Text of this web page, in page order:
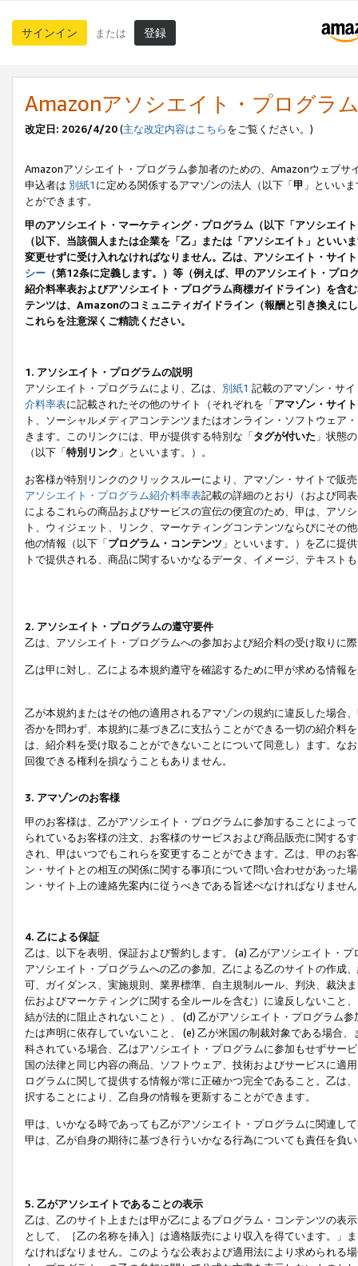
サインイン または 登録
Amazonアソシエイト・プログラ
改定日: 2026/4/20(主な改定内容はこちらをご覧ください。)
Amazonアソシエイト・プログラム参加者のための、Amazonウェブサ
申込者は 別紙1 に定める関係するアマゾンの法人（以下「甲 」といい
とができます。
甲のアソシエイト・マーケティング・プログラム（以下「アソシエイ
（以下、当該個人または企業を「乙」または「アソシエイト」とい
変更せずに受け入れなければなりません。乙は、アソシエイト・サイ
シー （第12条に定義します。）等（例えば、甲のアソシエイト・プ
紹介料率表およびアソシエイト・プログラム商標ガイドライン）を
テンツは、Amazonのコミュニティガイドライン（報酬と引き換えに
これらを注意深くご精読ください。
1. アソシエイト・プログラムの説明
アソシエイト・プログラムにより、乙は、 別紙1 記載のアマゾン・サ
介料率表に記載されたその他のサイト（それぞれを「アマゾン・サイト
ト、ソーシャルメディアコンテンツまたはオンライン・ソフトウェア
きます。このリンクには、甲が提供する特別な「タグが付いた 」状態
（以下「特別リンク 」といいます。）。
お客様が特別リンクのクリックスルーにより、アマゾン・サイトで販
アソシエイト・プログラム紹介料率表記載の詳細のとおり（および同
によるこれらの商品およびサービスの宣伝の便宜のため、甲は、アソ
ト、ウィジェット、リンク、マーケティングコンテンツならびにその
他の情報（以下「プログラム・コンテンツ 」といいます。）を乙に提
トで提供される、商品に関するいかなるデータ、イメージ、テキス
2. アソシエイト・プログラムの遵守要件
乙は、アソシエイト・プログラムへの参加および紹介料の受け取りに
乙は甲に対し、乙による本規約遵守を確認するために甲が求める情報
乙が本規約またはその他の適用されるアマゾンの規約に違反した場合
否かを問わず、本規約に基づき乙に支払うことができる一切の紹介料
は、紹介料を受け取ることができないことについて同意し）ます。な
回復できる権利を損なうこともありません。
3. アマゾンのお客様
甲のお客様は、乙がアソシエイト・プログラムに参加することによっ
られているお客様の注文、お客様のサービスおよび商品販売に関する
され、甲はいつでもこれらを変更することができます。乙は、甲のお
ン・サイトとの相互の関係に関する事項について問い合わせがあった
ン・サイト上の連絡先案内に従うべきである旨述べなければなりませ
4. 乙による保証
乙は、以下を表明、保証および誓約します。 (a) 乙がアソシエイト・
アソシエイト・プログラムへの乙の参加、乙による乙のサイトの作成
可、ガイダンス、実施規則、業界標準、自主規制ルール、判決、裁決
伝およびマーケティングに関する全ルールを含む）に違反しないこと
結が法的に阻止されないこと）、 (d) 乙がアソシエイト・プログラム
たは声明に依存していないこと、 (e) 乙が米国の制裁対象である場合
科されている場合、乙はアソシエイト・プログラムに参加もせずサー
国の法律と同じ内容の商品、ソフトウェア、技術およびサービスに適
ログラムに関して提供する情報が常に正確かつ完全であること。乙は
択することにより、乙自身の情報を更新することができます。
甲は、いかなる時であっても乙がアソシエイト・プログラムに関連し
甲は、乙が自身の期待に基づき行ういかなる行為についても責任を負
5. 乙がアソシエイトであることの表示
乙は、乙のサイト上または甲が乙によるプログラム・コンテンツの表
として、［乙の名称を挿入］は適格販売により収入を得ています。」
なければなりません。このような公表および適用法により求められる